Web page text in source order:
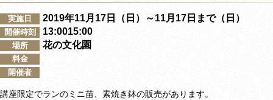
実施日 2019年11月17日（日）～11月17日まで（日）
開催時刻 13:0015:00
場所 花の文化園
料金
開催者
講座限定でランのミニ苗、素焼き鉢の販売があります。